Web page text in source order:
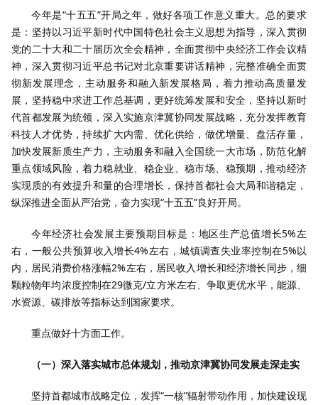
今年是“十五五”开局之年，做好各项工作意义重大。总的要求
是：坚持以习近平新时代中国特色社会主义思想为指导，深入贯彻
党的二十大和二十届历次全会精神，全面贯彻中央经济工作会议精
神，深入贯彻习近平总书记对北京重要讲话精神，完整准确全面贯
彻新发展理念，主动服务和融入新发展格局，着力推动高质量发
展，坚持稳中求进工作总基调，更好统筹发展和安全，坚持以新时
代首都发展为统领，深入实施京津冀协同发展战略，充分发挥教育
科技人才优势，持续扩大内需、优化供给，做优增量、盘活存量，
加快发展新质生产力，主动服务和融入全国统一大市场，防范化解
重点领域风险，着力稳就业、稳企业、稳市场、稳预期，推动经济
实现质的有效提升和量的合理增长，保持首都社会大局和谐稳定，
纵深推进全面从严治党，奋力实现“十五五”良好开局。
今年经济社会发展主要预期目标是：地区生产总值增长5%左
右，一般公共预算收入增长4%左右，城镇调查失业率控制在5%以
内，居民消费价格涨幅2%左右，居民收入增长和经济增长同步，细
颗粒物年均浓度控制在29微克/立方米左右、争取更优水平，能源、
水资源、碳排放等指标达到国家要求。
重点做好十方面工作。
（一）深入落实城市总体规划，推动京津冀协同发展走深走实
坚持首都城市战略定位，发挥“一核”辐射带动作用，加快建设现